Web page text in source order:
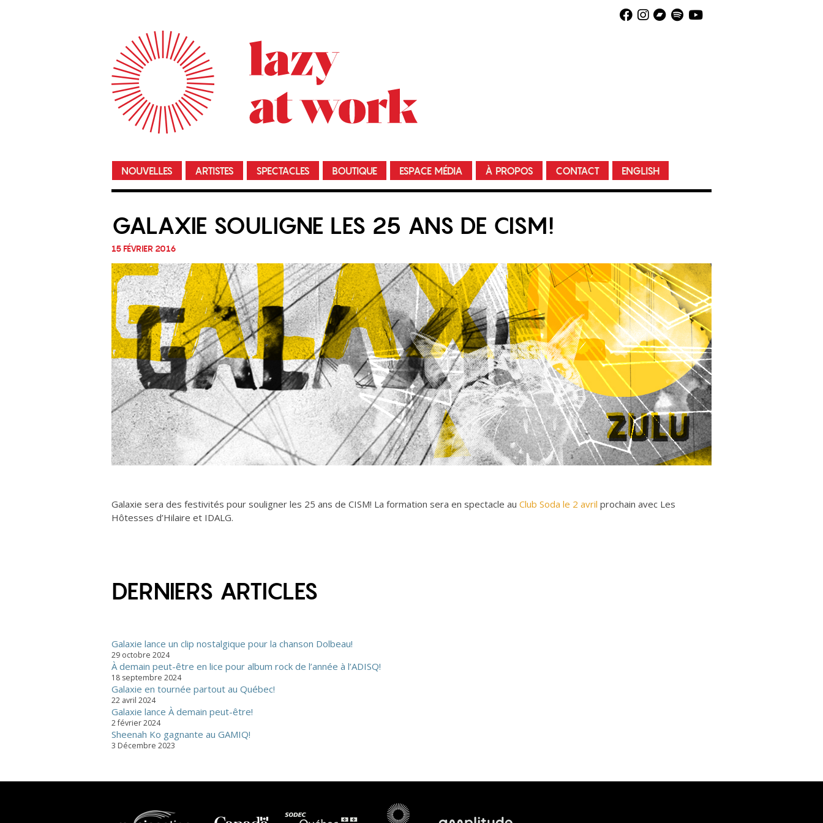
NOUVELLES ARTISTES SPECTACLES BOUTIQUE ESPACE MÉDIA À PROPOS CONTACT ENGLISH
GALAXIE SOULIGNE LES 25 ANS DE CISM!
15 FÉVRIER 2016
Galaxie sera des festivités pour souligner les 25 ans de CISM! La formation sera en spectacle au Club Soda le 2 avril prochain avec Les
Hôtesses d’Hilaire et IDALG.
DERNIERS ARTICLES
Galaxie lance un clip nostalgique pour la chanson Dolbeau!
29 octobre 2024
À demain peut-être en lice pour album rock de l’année à l’ADISQ!
18 septembre 2024
Galaxie en tournée partout au Québec!
22 avril 2024
Galaxie lance À demain peut-être!
2 février 2024
Sheenah Ko gagnante au GAMIQ!
3 Décembre 2023